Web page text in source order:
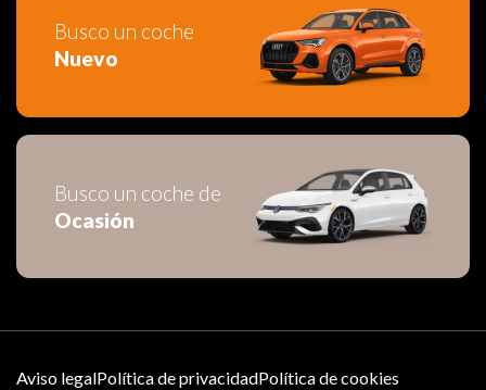
Busco un coche
Nuevo
Busco un coche de
Ocasión
Aviso legalPolítica de privacidadPolítica de cookies